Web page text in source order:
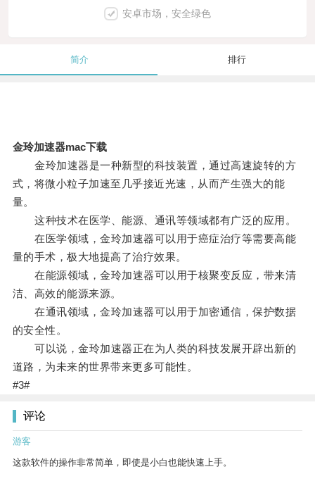
安卓市场，安全绿色
简介 排行
金玲加速器mac下载
金玲加速器是一种新型的科技装置，通过高速旋转的方
式，将微小粒子加速至几乎接近光速，从而产生强大的能
量。
这种技术在医学、能源、通讯等领域都有广泛的应用。
在医学领域，金玲加速器可以用于癌症治疗等需要高能
量的手术，极大地提高了治疗效果。
在能源领域，金玲加速器可以用于核聚变反应，带来清
洁、高效的能源来源。
在通讯领域，金玲加速器可以用于加密通信，保护数据
的安全性。
可以说，金玲加速器正在为人类的科技发展开辟出新的
道路，为未来的世界带来更多可能性。
#3#
评论
游客
这款软件的操作非常简单，即使是小白也能快速上手。